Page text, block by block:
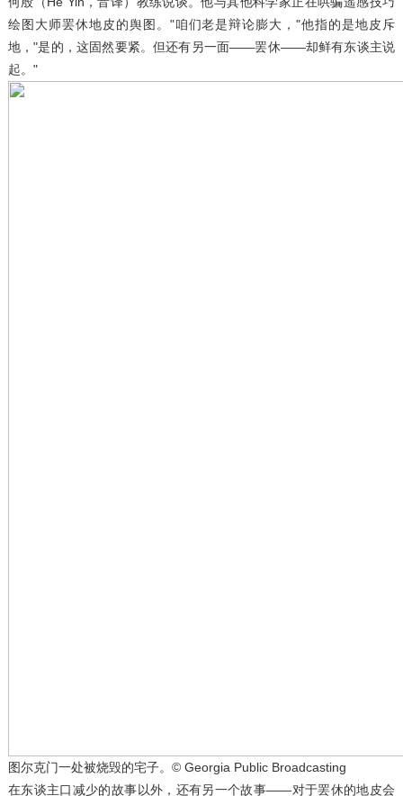
绘图大师罢休地皮的舆图。"咱们老是辩论膨大，"他指的是地皮斥
地，"是的，这固然要紧。但还有另一面——罢休——却鲜有东谈主说
起。"
图尔克门一处被烧毁的宅子。© Georgia Public Broadcasting
在东谈主口减少的故事以外，还有另一个故事——对于罢休的地皮会